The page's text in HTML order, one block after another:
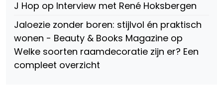
J Hop op Interview met René Hoksbergen
Jaloezie zonder boren: stijlvol én praktisch
wonen - Beauty & Books Magazine op
Welke soorten raamdecoratie zijn er? Een
compleet overzicht